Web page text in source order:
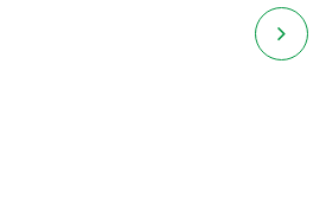
